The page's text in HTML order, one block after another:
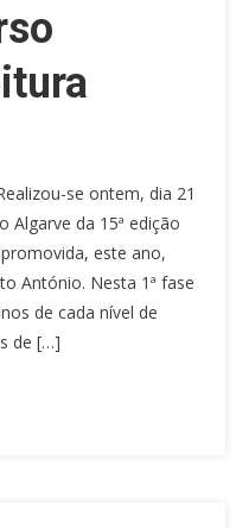
se ontem, dia 21
Algarve da 15ª edição
este ano,
António. Nesta 1ª fase
de cada nível de
de […]